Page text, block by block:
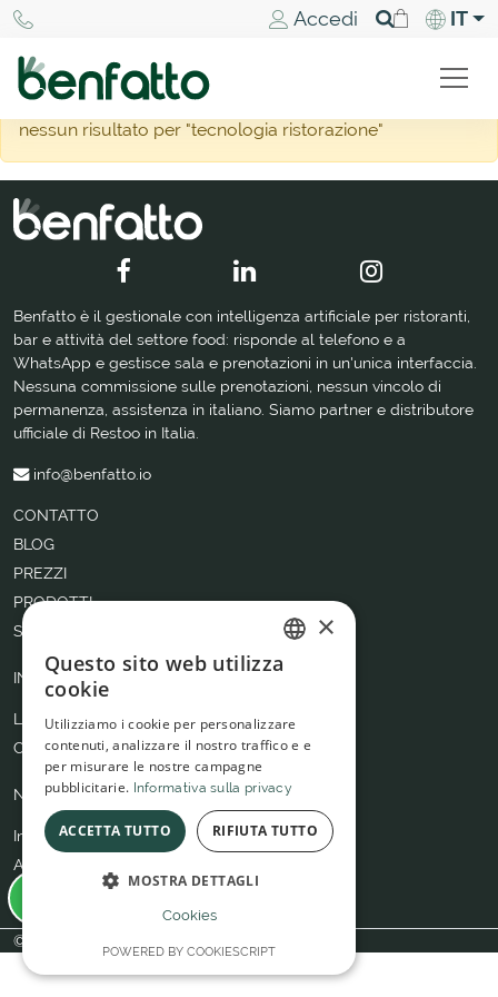
Accedi IT
nessun risultato per "tecnologia ristorazione"
Benfatto è il gestionale con intelligenza artificiale per ristoranti,
bar e attività del settore food: risponde al telefono e a
WhatsApp e gestisce sala e prenotazioni in un'unica interfaccia.
Nessuna commissione sulle prenotazioni, nessun vincolo di
permanenza, assistenza in italiano. Siamo partner e distributore
ufficiale di Restoo in Italia.
info@benfatto.io
CONTATTO
BLOG
PREZZI
PRODOTTI
SERVIZI
INFO UTILI
Lavora con noi
Chi siamo
NOTE LEGALI
Informativa sulla privacy
Avviso legale
Informativa sui cookies
© Benfatto 2026
×
Questo sito web utilizza
cookie
Utilizziamo i cookie per personalizzare
contenuti, analizzare il nostro traffico e e
per misurare le nostre campagne
pubblicitarie. Informativa sulla privacy
ACCETTA TUTTO RIFIUTA TUTTO
MOSTRA DETTAGLI
Cookies
POWERED BY COOKIESCRIPT